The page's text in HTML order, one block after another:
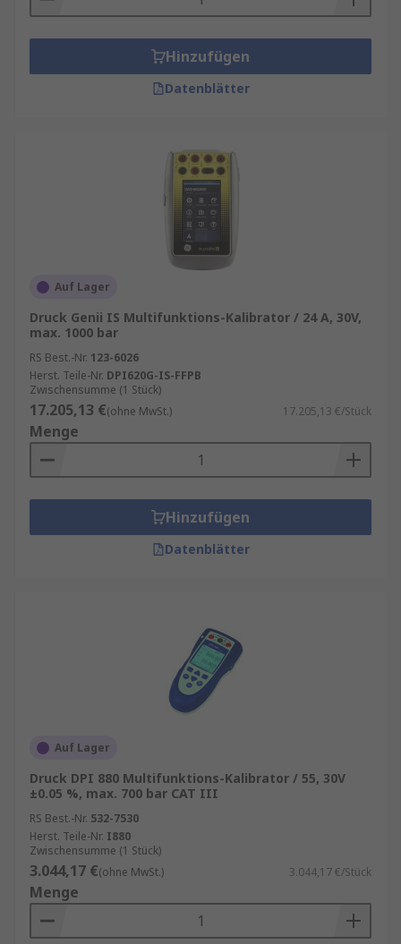
Hinzufügen
Datenblätter
Auf Lager
Druck Genii IS Multifunktions-Kalibrator / 24 A, 30V,
max. 1000 bar
RS Best.-Nr. 123-6026
Herst. Teile-Nr. DPI620G-IS-FFPB
Zwischensumme (1 Stück)
17.205,13 €(ohne MwSt.) 17.205,13 €/Stück
Menge
Hinzufügen
Datenblätter
Auf Lager
Druck DPI 880 Multifunktions-Kalibrator / 55, 30V
±0.05 %, max. 700 bar CAT III
RS Best.-Nr. 532-7530
Herst. Teile-Nr. I880
Zwischensumme (1 Stück)
3.044,17 €(ohne MwSt.) 3.044,17 €/Stück
Menge